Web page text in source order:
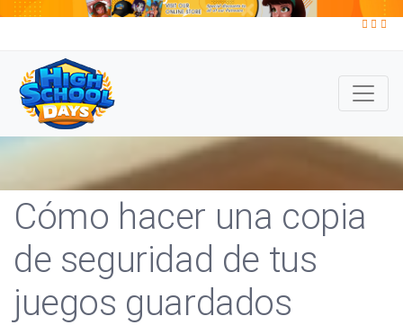
Cómo hacer una copia
de seguridad de tus
juegos guardados